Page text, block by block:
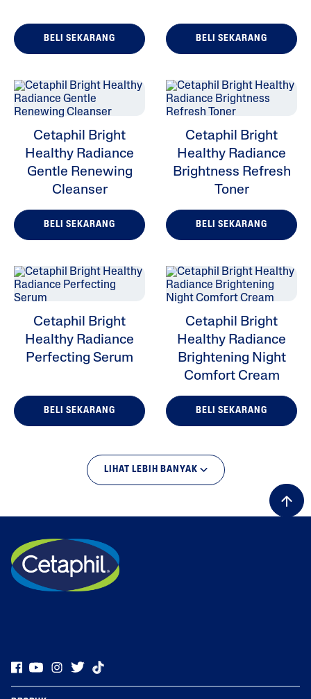
BELI SEKARANG BELI SEKARANG
Cetaphil Bright
Healthy Radiance
Gentle Renewing
Cleanser
BELI SEKARANG
Cetaphil Bright
Healthy Radiance
Brightness Refresh
Toner
BELI SEKARANG
Cetaphil Bright
Healthy Radiance
Perfecting Serum
BELI SEKARANG
Cetaphil Bright
Healthy Radiance
Brightening Night
Comfort Cream
BELI SEKARANG
LIHAT LEBIH BANYAK